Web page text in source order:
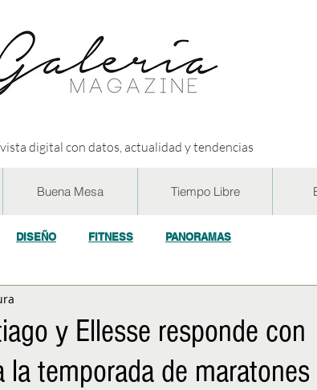
digital con datos, actualidad y tendencias
Buena Mesa Tiempo Libre
DISEÑO FITNESS PANORAMAS
EMPRENDER
y Ellesse responde con
temporada de maratones